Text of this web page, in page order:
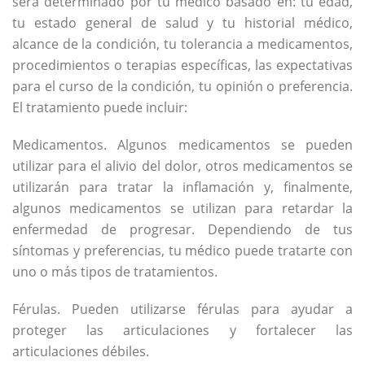
tu estado general de salud y tu historial médico,
alcance de la condición, tu tolerancia a medicamentos,
procedimientos o terapias específicas, las expectativas
para el curso de la condición, tu opinión o preferencia.
El tratamiento puede incluir:
Medicamentos. Algunos medicamentos se pueden
utilizar para el alivio del dolor, otros medicamentos se
utilizarán para tratar la inflamación y, finalmente,
algunos medicamentos se utilizan para retardar la
enfermedad de progresar. Dependiendo de tus
síntomas y preferencias, tu médico puede tratarte con
uno o más tipos de tratamientos.
Férulas. Pueden utilizarse férulas para ayudar a
proteger las articulaciones y fortalecer las
articulaciones débiles.